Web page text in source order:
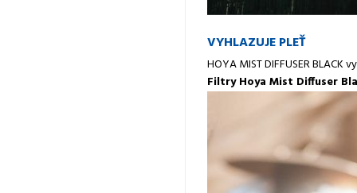
VYHLAZUJE PLEŤ
HOYA MIST DIFFUSER
Filtry Hoya Mist Diffuser